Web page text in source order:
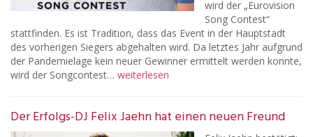
wird der „Eurovision
Song Contest“
stattfinden. Es ist Tradition, dass das Event in der Hauptstadt
des vorherigen Siegers abgehalten wird. Da letztes Jahr aufgrund
der Pandemielage kein neuer Gewinner ermittelt werden konnte,
wird der Songcontest… weiterlesen
Der Erfolgs-DJ Felix Jaehn hat einen neuen Freund